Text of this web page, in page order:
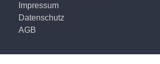
Impressum
Datenschutz
AGB